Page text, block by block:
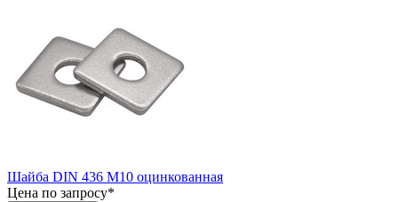
Шайба DIN 436 М10 оцинкованная
Цена по запросу*